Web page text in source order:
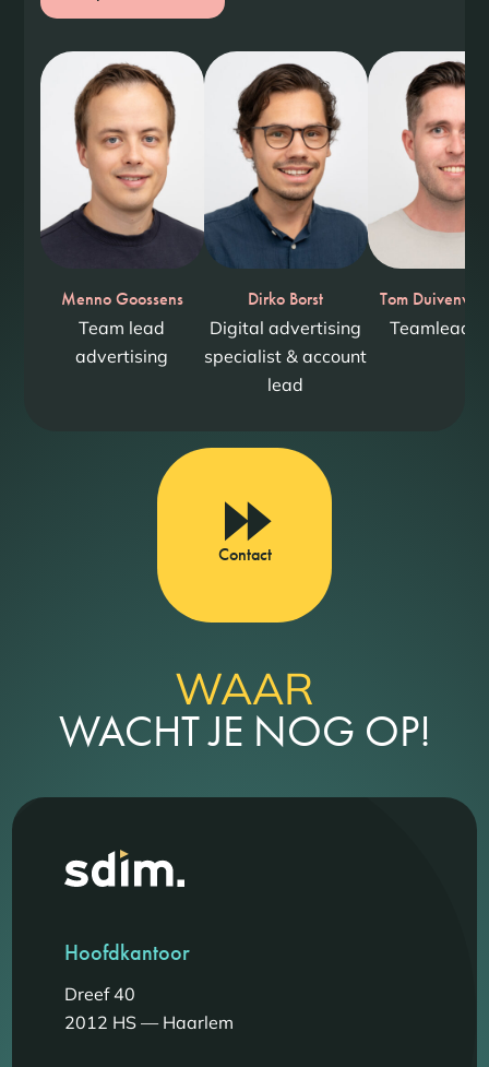
Menno Goossens
Team lead
advertising
Dirko Borst
Digital advertising
specialist & account
lead
Tom
Teamlead
Contact
WAAR
WACHT JE NOG OP!
Hoofdkantoor
Dreef 40
2012 HS — Haarlem